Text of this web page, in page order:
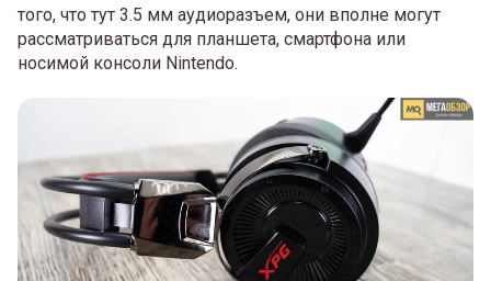
того, что тут 3.5 мм аудиоразъем, они вполне могут
рассматриваться для планшета, смартфона или
носимой консоли Nintendo.